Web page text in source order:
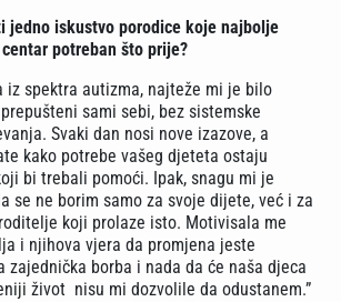
jedno iskustvo porodice koje najbolje
potreban što prije?
iz spektra autizma, najteže mi je bilo
sami sebi, bez sistemske
Svaki dan nosi nove izazove, a
kako potrebe vašeg djeteta ostaju
bi trebali pomoći. Ipak, snagu mi je
se ne borim samo za svoje dijete, već i za
koji prolaze isto. Motivisala me
i njihova vjera da promjena jeste
zajednička borba i nada da će naša djeca
život nisu mi dozvolile da odustanem.”